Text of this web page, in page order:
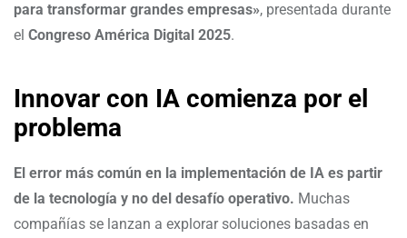
para transformar grandes empresas», presentada durante
el Congreso América Digital 2025.
Innovar con IA comienza por el
problema
El error más común en la implementación de IA es partir
de la tecnología y no del desafío operativo. Muchas
compañías se lanzan a explorar soluciones basadas en